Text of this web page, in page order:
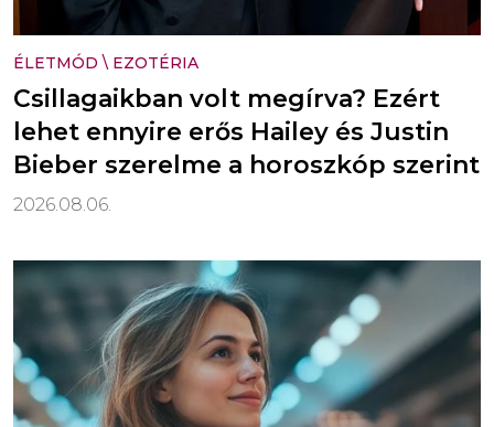
ÉLETMÓD \ EZOTÉRIA
Csillagaikban volt megírva? Ezért
lehet ennyire erős Hailey és Justin
Bieber szerelme a horoszkóp szerint
2026.08.06.